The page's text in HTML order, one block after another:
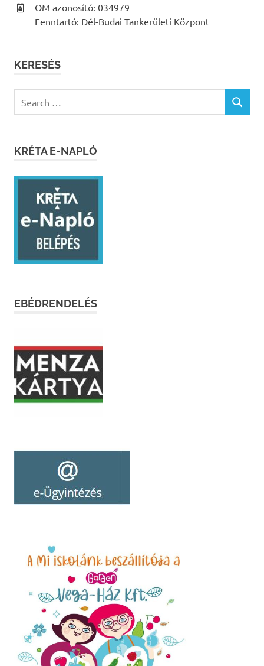
OM azonosító: 034979
Fenntartó: Dél-Budai Tankerületi Központ
KERESÉS
for:
SEARCH
KRÉTA E-NAPLÓ
EBÉDRENDELÉS